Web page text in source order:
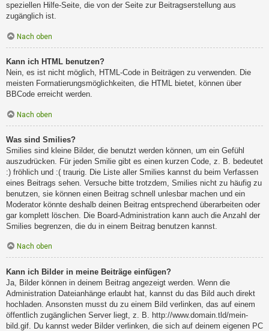
speziellen Hilfe-Seite, die von der Seite zur Beitragserstellung aus
zugänglich ist.
Nach oben
Kann ich HTML benutzen?
Nein, es ist nicht möglich, HTML-Code in Beiträgen zu verwenden. Die
meisten Formatierungsmöglichkeiten, die HTML bietet, können über
BBCode erreicht werden.
Nach oben
Was sind Smilies?
Smilies sind kleine Bilder, die benutzt werden können, um ein Gefühl
auszudrücken. Für jeden Smilie gibt es einen kurzen Code, z. B. bedeutet
:) fröhlich und :( traurig. Die Liste aller Smilies kannst du beim Verfassen
eines Beitrags sehen. Versuche bitte trotzdem, Smilies nicht zu häufig zu
benutzen, sie können einen Beitrag schnell unlesbar machen und ein
Moderator könnte deshalb deinen Beitrag entsprechend überarbeiten oder
gar komplett löschen. Die Board-Administration kann auch die Anzahl der
Smilies begrenzen, die du in einem Beitrag benutzen kannst.
Nach oben
Kann ich Bilder in meine Beiträge einfügen?
Ja, Bilder können in deinem Beitrag angezeigt werden. Wenn die
Administration Dateianhänge erlaubt hat, kannst du das Bild auch direkt
hochladen. Ansonsten musst du zu einem Bild verlinken, das auf einem
öffentlich zugänglichen Server liegt, z. B. http://www.domain.tld/mein-
bild.gif. Du kannst weder Bilder verlinken, die sich auf deinem eigenen PC